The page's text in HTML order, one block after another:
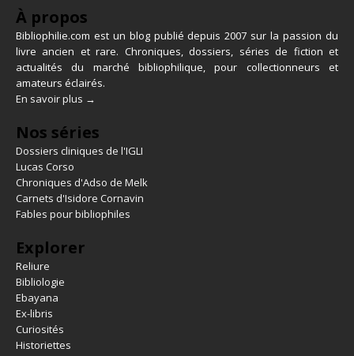
À propos
Bibliophilie.com est un blog publié depuis 2007 sur la passion du
livre ancien et rare. Chroniques, dossiers, séries de fiction et
actualités du marché bibliophilique, pour collectionneurs et
amateurs éclairés.
En savoir plus →
Nos séries
Dossiers cliniques de l'IGLI
Lucas Corso
Chroniques d'Adso de Melk
Carnets d'Isidore Cornavin
Fables pour bibliophiles
Explorer
Reliure
Bibliologie
Ebayana
Ex-libris
Curiosités
Historiettes